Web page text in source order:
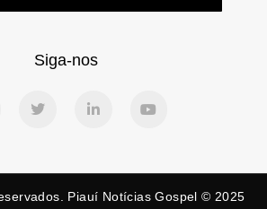
Siga-nos
Piauí Notícias Gospel © 2025